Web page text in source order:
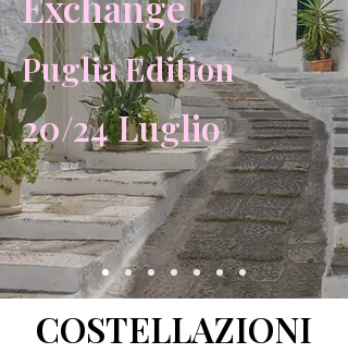
Puglia Edition
20/24 Luglio
COSTELLAZIONI